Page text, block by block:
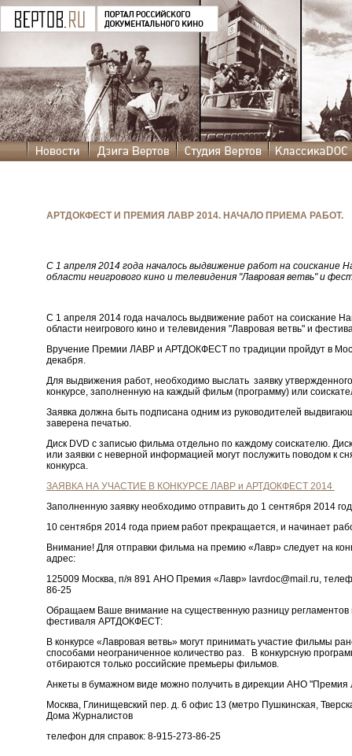
АРТДОКФЕСТ И ПРЕМИЯ ЛАВР 2014. НАЧАЛО ПРИЕМА РАБОТ.
С 1 апреля 2014 года началось выдвижение работ на соискание
области неигрового кино и телевидения "Лавровая ветвь" и
С 1 апреля 2014 года началось выдвижение работ на соискание
области неигрового кино и телевидения "Лавровая ветвь" и
Вручение Премии ЛАВР и АРТДОКФЕСТ по традиции пройдут в
декабря.
Для выдвижения работ, необходимо выслать заявку
конкурсе, заполненную на каждый фильм (программу) или
Заявка должна быть подписана одним из руководителей
заверена печатью.
Диск DVD c записью фильма отдельно по каждому соискателю.
или заявки с неверной информацией могут послужить поводом к
конкурса.
ЗАЯВКА НА УЧАСТИЕ В КОНКУРСЕ ЛАВР и АРТДОКФЕСТ 2014
Заполненную заявку необходимо отправить до 1 сентября 2014
10 сентября 2014 года прием работ прекращается, и начинает
Внимание! Для отправки фильма на премию «Лавр» следует на
адрес:
125009 Москва, п/я 891 АНО Премия «Лавр» lavrdoc@mail.ru,
86-25
Обращаем Ваше внимание на существенную разницу регламентов
фестиваля АРТДОКФЕСТ:
В конкурсе «Лавровая ветвь» могут принимать участие фильмы
способами неограниченное количество раз. В конкурсную
отбираются только российские премьеры фильмов.
Анкеты в бумажном виде можно получить в дирекции АНО "Премия
Москва, Глинищевский пер. д. 6 офис 13 (метро Пушкинская,
Дома Журналистов
телефон для справок: 8-915-273-86-25